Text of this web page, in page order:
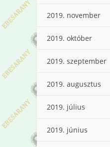
2019. november
2019. október
2019. szeptember
2019. augusztus
2019. július
2019. június